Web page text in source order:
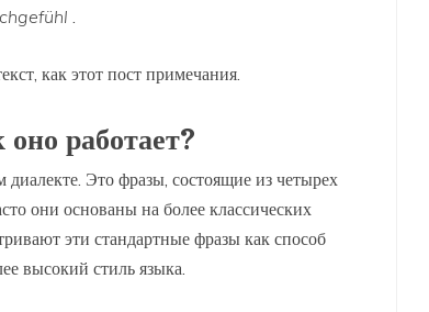
.
как этот пост примечания.
работает?
диалекте. Это фразы, состоящие из четырех
они основаны на более классических
эти стандартные фразы как способ
высокий стиль языка.